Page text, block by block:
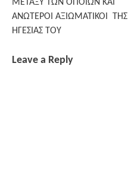
ΜΕΤΑΞΥ ΤΩΝ ΟΠΟΙΩΝ ΚΑΙ
ΑΝΩΤΕΡΟΙ ΑΞIΩΜΑΤΙΚΟΙ ΤΗΣ
ΗΓΕΣΙΑΣ ΤΟΥ
Leave a Reply